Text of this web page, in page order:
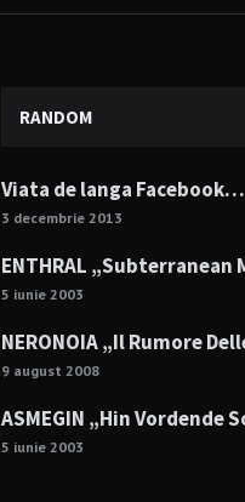
RANDOM
Viata de langa Facebook…
3 decembrie 2013
ENTHRAL „Subterranean
5 iunie 2003
NERONOIA „Il Rumore
9 august 2008
ASMEGIN „Hin Vordende
5 iunie 2003